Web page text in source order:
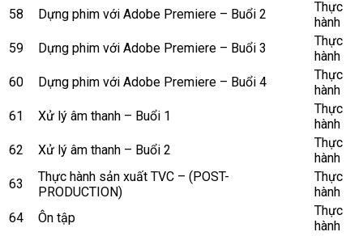
58
Dựng phim với Adobe Premiere – Buổi 2
Thực
hành
59
Dựng phim với Adobe Premiere – Buổi 3
Thực
hành
60
Dựng phim với Adobe Premiere – Buổi 4
Thực
hành
61
Xử lý âm thanh – Buổi 1
Thực
hành
62
Xử lý âm thanh – Buổi 2
Thực
hành
63
Thực hành sản xuất TVC – (POST-
PRODUCTION)
Thực
hành
64
Ôn tập
Thực
hành